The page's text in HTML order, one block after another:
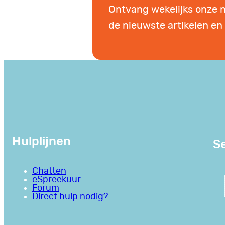
Ontvang wekelijks onze
de nieuwste artikelen en
Hulplijnen
Chatten
eSpreekuur
Forum
Direct hulp nodig?